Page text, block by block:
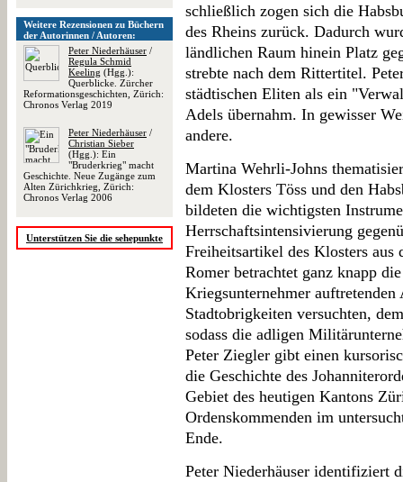
Weitere Rezensionen zu Büchern
der Autorinnen / Autoren:
Peter Niederhäuser /
Regula Schmid
Keeling (Hgg.):
Querblicke. Zürcher
Reformationsgeschichten, Zürich:
Chronos Verlag 2019
Peter Niederhäuser /
Christian Sieber
(Hgg.): Ein
"Bruderkrieg" macht
Geschichte. Neue Zugänge zum
Alten Zürichkrieg, Zürich:
Chronos Verlag 2006
Unterstützen Sie die sehepunkte
schließlich zogen sich die
des Rheins zurück. Dadurch
ländlichen Raum hinein Platz
strebte nach dem Rittertitel.
städtischen Eliten als ein
Adels übernahm. In gewisser
andere.
Martina Wehrli-Johns
dem Klosters Töss und den
bildeten die wichtigsten
Herrschaftsintensivierung
Freiheitsartikel des Klosters
Romer betrachtet ganz knapp
Kriegsunternehmer
Stadtobrigkeiten versuchten,
sodass die adligen
Peter Ziegler gibt einen
die Geschichte des
Gebiet des heutigen Kantons
Ordenskommenden im
Ende.
Peter Niederhäuser identifiziert